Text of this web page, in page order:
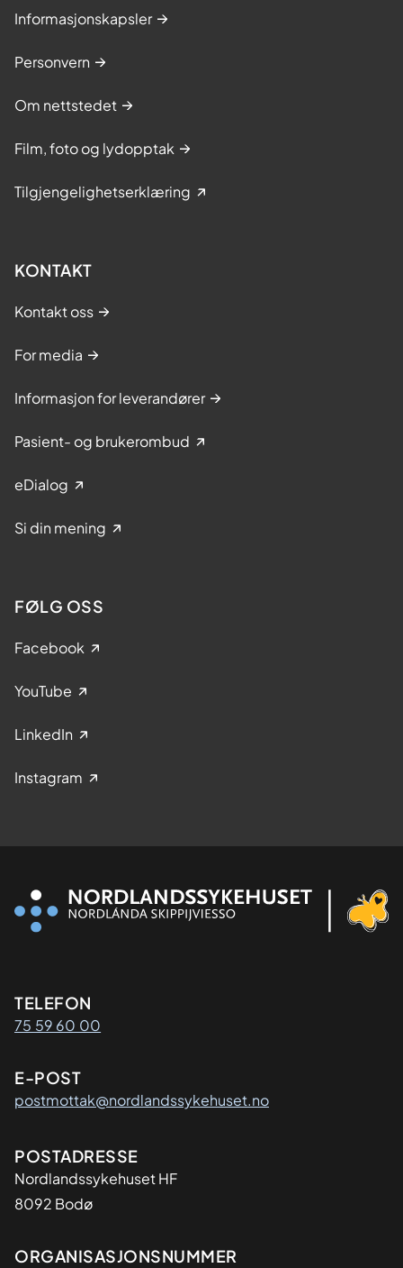
Informasjonskapsler
Personvern
Om nettstedet
Film, foto og lydopptak
Tilgjengelighetserklæring
KONTAKT
Kontakt oss
For media
Informasjon for leverandører
Pasient- og brukerombud
eDialog
Si din mening
FØLG OSS
Facebook
YouTube
LinkedIn
Instagram
Kontaktinformasjon
TELEFON
75 59 60 00
E-POST
postmottak@nordlandssykehuset.no
Adresse
POSTADRESSE
Nordlandssykehuset HF
8092 Bodø
Organisasjon
ORGANISASJONSNUMMER